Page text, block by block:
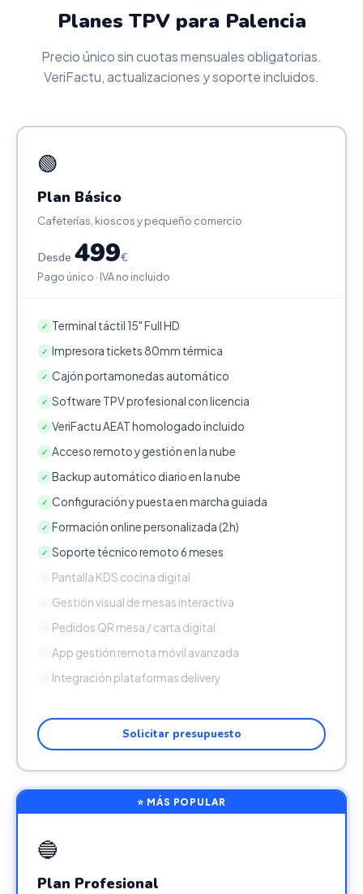
Planes TPV para Palencia
Precio único sin cuotas mensuales obligatorias.
VeriFactu, actualizaciones y soporte incluidos.
🟢
Plan Básico
Cafeterías, kioscos y pequeño comercio
Desde 499€
Pago único · IVA no incluido
✓ Terminal táctil 15" Full HD
✓ Impresora tickets 80mm térmica
✓ Cajón portamonedas automático
✓ Software TPV profesional con licencia
✓ VeriFactu AEAT homologado incluido
✓ Acceso remoto y gestión en la nube
✓ Backup automático diario en la nube
✓ Configuración y puesta en marcha guiada
✓ Formación online personalizada (2h)
✓ Soporte técnico remoto 6 meses
Pantalla KDS cocina digital
Gestión visual de mesas interactiva
Pedidos QR mesa / carta digital
App gestión remota móvil avanzada
Integración plataformas delivery
Solicitar presupuesto
⭐ MÁS POPULAR
🔵
Plan Profesional